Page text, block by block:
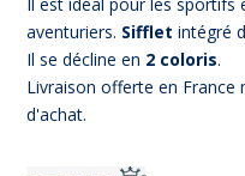
aventuriers. Sifflet intégré
Il se décline en 2 coloris.
Livraison offerte en
d'achat.